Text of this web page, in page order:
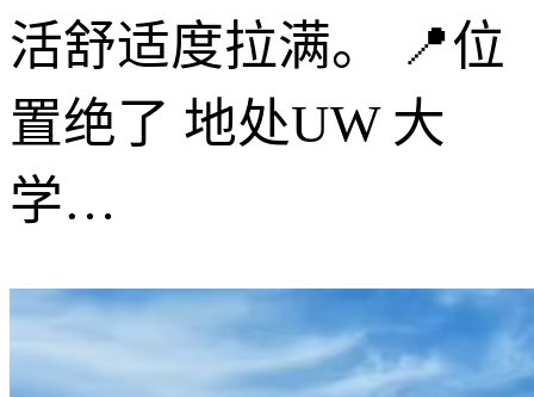
活舒适度拉满。 📍位
置绝了 地处UW 大
学…